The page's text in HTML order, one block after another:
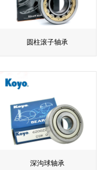
圆柱滚子轴承
深沟球轴承